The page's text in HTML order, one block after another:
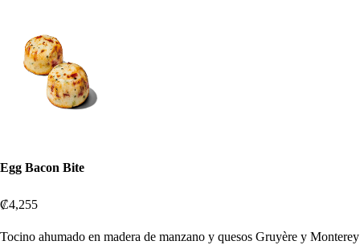
Egg Bacon Bite
₡4,255
Tocino ahumado en madera de manzano y quesos Gruyère y Monterey